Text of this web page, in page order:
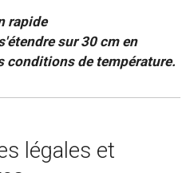
rapide
sur 30 cm en
conditions de température.
légales et